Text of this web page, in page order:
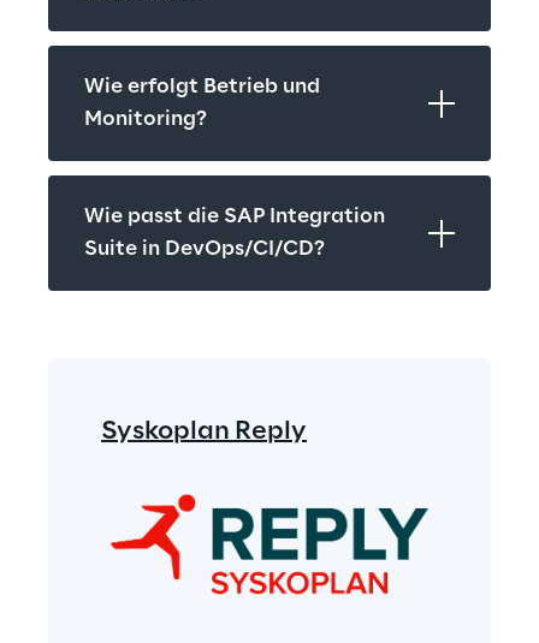
Wie erfolgt Betrieb und
Monitoring?
Wie passt die SAP Integration
Suite in DevOps/CI/CD?
Syskoplan Reply